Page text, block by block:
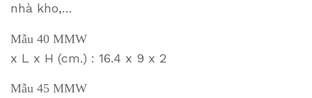
nhà kho,…
Mẫu 40 MMW
x L x H (cm.) : 16.4 x 9 x 2
Mẫu 45 MMW